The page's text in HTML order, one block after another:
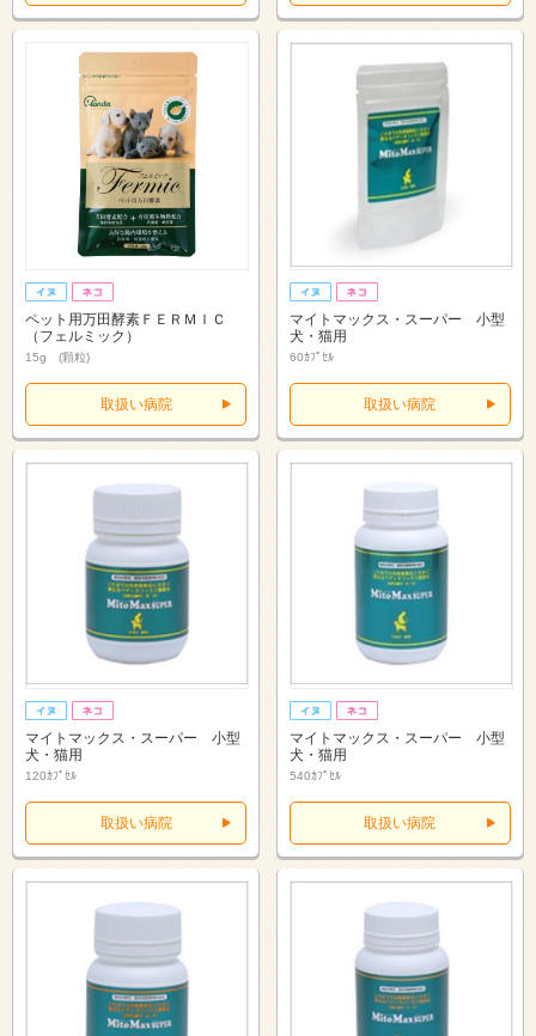
ペット用万田酵素ＦＥＲＭＩＣ
（フェルミック）
15g (顆粒)
取扱い病院
マイトマックス・スーパー 小型
犬・猫用
60ｶﾌﾟｾﾙ
取扱い病院
マイトマックス・スーパー 小型
犬・猫用
120ｶﾌﾟｾﾙ
取扱い病院
マイトマックス・スーパー 小型
犬・猫用
540ｶﾌﾟｾﾙ
取扱い病院